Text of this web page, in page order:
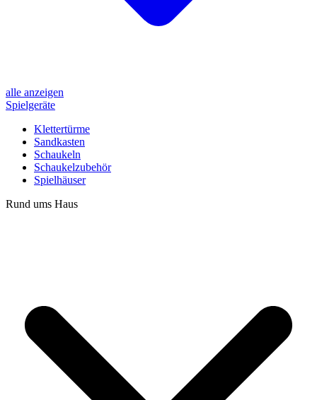
alle anzeigen
Spielgeräte
Klettertürme
Sandkasten
Schaukeln
Schaukelzubehör
Spielhäuser
Rund ums Haus